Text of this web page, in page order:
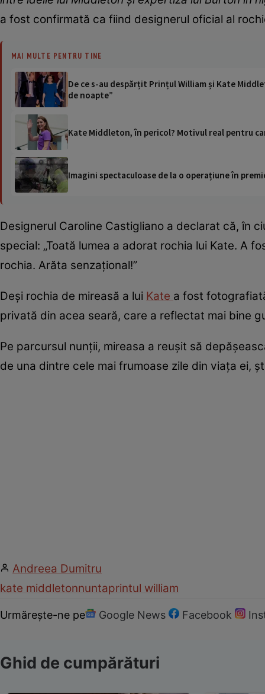
a fost confirmată ca fiind designerul oficial al
MAI MULTE PENTRU TINE
De ce s-au despărțit Prințul William și Kate
de noapte”
Kate Middleton, în pericol? Motivul real pentru
Imagini spectaculoase de la o operațiune în
Designerul Caroline Castigliano a declarat că, în
special: „Toată lumea a adorat rochia lui Kate. A
rochia. Arăta senzațional!”
Deși rochia de mireasă a lui Kate a fost
privată din acea seară, care a reflectat mai bine
Pe parcursul nunții, mireasa a reușit să
de una dintre cele mai frumoase zile din viața ei,
Andreea Dumitru
kate middletonnuntaprintul william
Urmărește-ne pe Google News Facebook
Ghid de cumpărături